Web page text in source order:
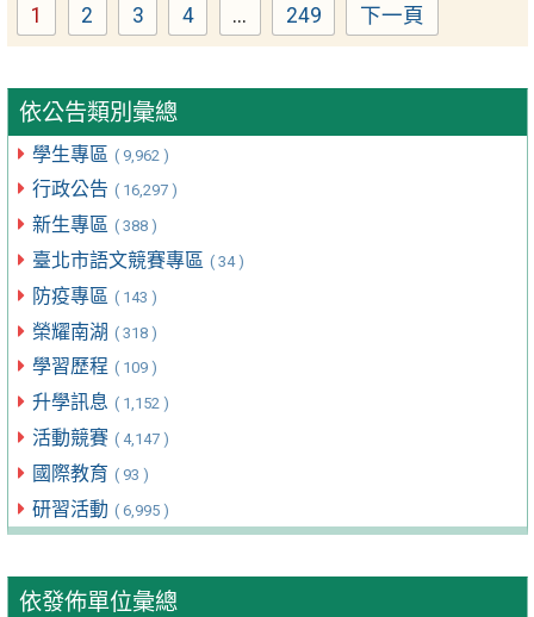
依公告類別彙總
學生專區 ( 9,962 )
行政公告 ( 16,297 )
新生專區 ( 388 )
臺北市語文競賽專區 ( 34 )
防疫專區 ( 143 )
榮耀南湖 ( 318 )
學習歷程 ( 109 )
升學訊息 ( 1,152 )
活動競賽 ( 4,147 )
國際教育 ( 93 )
研習活動 ( 6,995 )
依發佈單位彙總
Page
1 Page
2 Page
3 Page
4 ... Page
249 下一頁